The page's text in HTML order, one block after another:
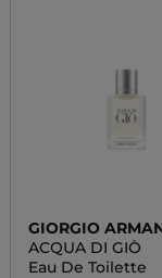
GIORGIO
ACQUA DI GIÒ
Eau De Toilette